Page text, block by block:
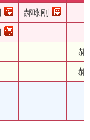
郝咏刚
郝
郝